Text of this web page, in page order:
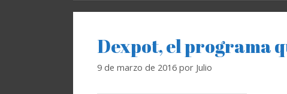
Dexpot, el programa
9 de marzo de 2016 por Julio